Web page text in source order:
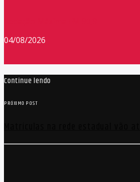
04/08/2026
Continue lendo
PRÓXIMO POST